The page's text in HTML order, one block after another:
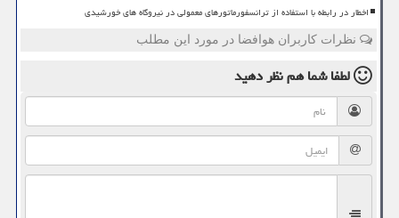
اخطار در رابطه با استفاده از ترانسفورماتورهای معمولی در نیروگاه های خورشیدی
نظرات کاربران هوافضا در مورد این مطلب
لطفا شما همنظر دهید